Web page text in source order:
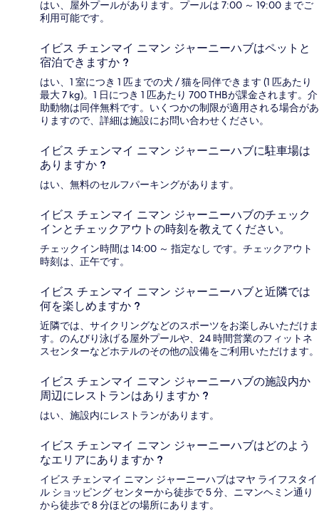
はい、屋外プールがあります。プールは 7:00 ～ 19:00 までご
利用可能です。
イビス チェンマイ ニマン ジャーニーハブはペットと
宿泊できますか ?
はい、1 室につき 1 匹までの犬 / 猫を同伴できます (1 匹あたり
最大 7 kg)。1 日につき 1 匹あたり 700 THBが課金されます。介
助動物は同伴無料です。いくつかの制限が適用される場合があ
りますので、詳細は施設にお問い合わせください。
イビス チェンマイ ニマン ジャーニーハブに駐車場は
ありますか ?
はい、無料のセルフパーキングがあります。
イビス チェンマイ ニマン ジャーニーハブのチェック
インとチェックアウトの時刻を教えてください。
チェックイン時間は 14:00 ～ 指定なし です。チェックアウト
時刻は、正午です。
イビス チェンマイ ニマン ジャーニーハブと近隣では
何を楽しめますか ?
近隣では、サイクリングなどのスポーツをお楽しみいただけま
す。のんびり泳げる屋外プールや、24 時間営業のフィットネ
スセンターなどホテルのその他の設備をご利用いただけます。
イビス チェンマイ ニマン ジャーニーハブの施設内か
周辺にレストランはありますか ?
はい、施設内にレストランがあります。
イビス チェンマイ ニマン ジャーニーハブはどのよう
なエリアにありますか ?
イビス チェンマイ ニマン ジャーニーハブはマヤ ライフスタイ
ル ショッピング センターから徒歩で 5 分、ニマンヘミン通り
から徒歩で 8 分ほどの場所にあります。